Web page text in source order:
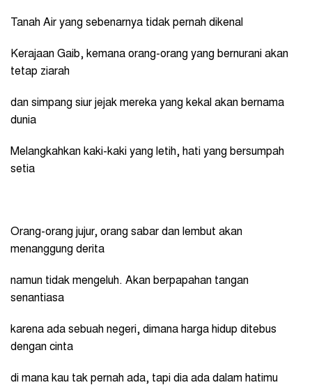
Tanah Air yang sebenarnya tidak pernah dikenal
Kerajaan Gaib, kemana orang-orang yang bernurani akan
tetap ziarah
dan simpang siur jejak mereka yang kekal akan bernama
dunia
Melangkahkan kaki-kaki yang letih, hati yang bersumpah
setia
Orang-orang jujur, orang sabar dan lembut akan
menanggung derita
namun tidak mengeluh. Akan berpapahan tangan
senantiasa
karena ada sebuah negeri, dimana harga hidup ditebus
dengan cinta
di mana kau tak pernah ada, tapi dia ada dalam hatimu